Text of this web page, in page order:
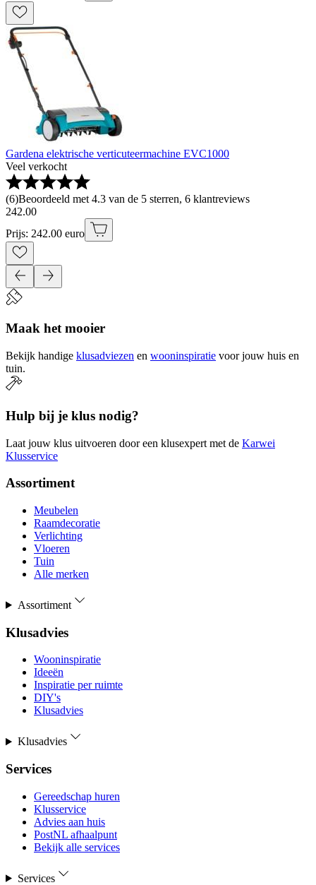
Gardena elektrische verticuteermachine EVC1000
Veel verkocht
(6)Beoordeeld met 4.3 van de 5 sterren, 6 klantreviews
242.00
Prijs: 242.00 euro
Maak het mooier
Bekijk handige klusadviezen en wooninspiratie voor jouw huis en
tuin.
Hulp bij je klus nodig?
Laat jouw klus uitvoeren door een klusexpert met de Karwei
Klusservice
Assortiment
Meubelen
Raamdecoratie
Verlichting
Vloeren
Tuin
Alle merken
Assortiment
Klusadvies
Wooninspiratie
Ideeën
Inspiratie per ruimte
DIY's
Klusadvies
Klusadvies
Services
Gereedschap huren
Klusservice
Advies aan huis
PostNL afhaalpunt
Bekijk alle services
Services